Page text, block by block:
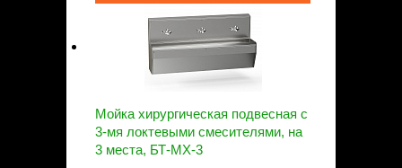
Мойка хирургическая подвесная с
3-мя локтевыми смесителями, на
3 места, БТ-МХ-3